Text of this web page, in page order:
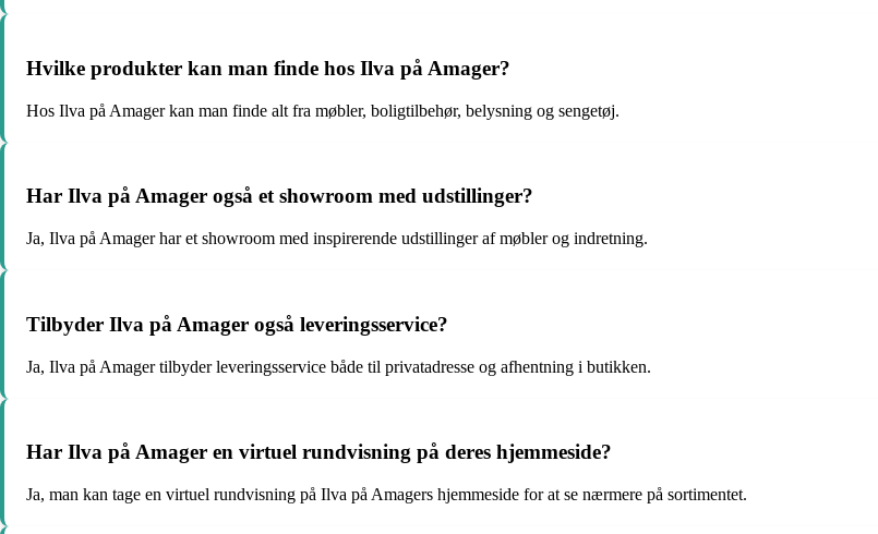
Hvilke produkter kan man finde hos Ilva på Amager?
Hos Ilva på Amager kan man finde alt fra møbler, boligtilbehør, belysning og sengetøj.
Har Ilva på Amager også et showroom med udstillinger?
Ja, Ilva på Amager har et showroom med inspirerende udstillinger af møbler og indretning.
Tilbyder Ilva på Amager også leveringsservice?
Ja, Ilva på Amager tilbyder leveringsservice både til privatadresse og afhentning i butikken.
Har Ilva på Amager en virtuel rundvisning på deres hjemmeside?
Ja, man kan tage en virtuel rundvisning på Ilva på Amagers hjemmeside for at se nærmere på sortimentet.